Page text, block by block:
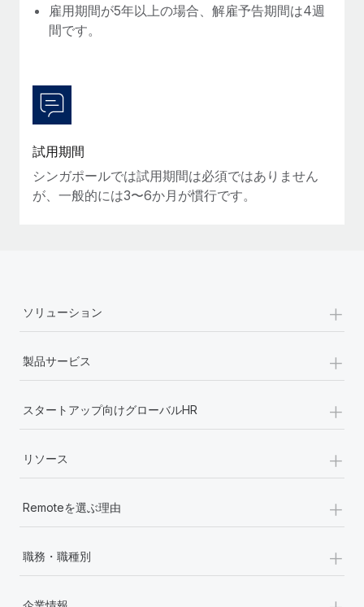
Remoteの使命は、世界のどこにいても、あらゆる規模の企業が
業務に最適な人材を採用し、管理し、給与を支給できるようにす
詳細を見る
給与詐欺：種類、事例、ビジネスを守る方法
給与, 賃金は詐欺の特に魅力的な標的です。多額の資金がシステ
ム間で頻繁に移動しているためです。このため、自社のビジネス
雇用期間が5年以上の場合、解雇予告期間は4週
間です。
試用期間
シンガポールでは試用期間は必須ではありません
が、一般的には3〜6か月が慣行です。
ソリューション +
製品サービス +
スタートアップ向けグローバルHR +
リソース +
Remoteを選ぶ理由 +
職務・職種別 +